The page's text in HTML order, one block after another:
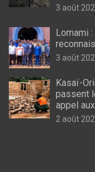
3 août
Lomami
3 août
Kasaï-
passent
appel
2 août